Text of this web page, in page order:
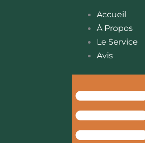
Accueil
À Propos
Le Service
Avis